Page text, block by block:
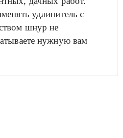
удлинитель с
шнур не
нужную вам